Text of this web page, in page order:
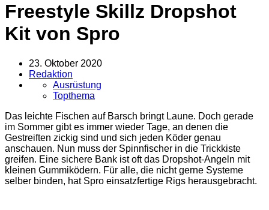
Freestyle Skillz Dropshot
Kit von Spro
23. Oktober 2020
Redaktion
Ausrüstung
Topthema
Das leichte Fischen auf Barsch bringt Laune. Doch gerade
im Sommer gibt es immer wieder Tage, an denen die
Gestreiften zickig sind und sich jeden Köder genau
anschauen. Nun muss der Spinnfischer in die Trickkiste
greifen. Eine sichere Bank ist oft das Dropshot-Angeln mit
kleinen Gummiködern. Für alle, die nicht gerne Systeme
selber binden, hat Spro einsatzfertige Rigs herausgebracht.